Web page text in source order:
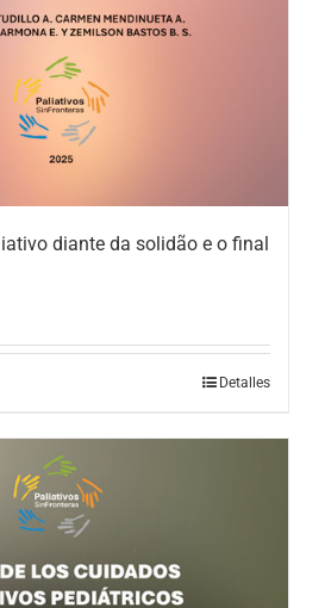
diante da solidão e o final
Detalles